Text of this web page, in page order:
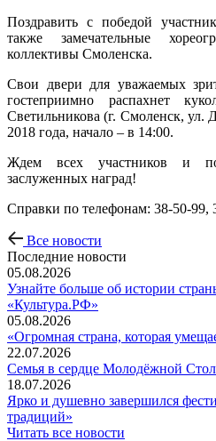
Поздравить с победой
также замечательные
коллективы Смоленска.
Свои двери для уважаемых
гостеприимно распахнет
Светильникова (г. Смоленск, ул.
2018 года, начало – в 14:00.
Ждем всех участников и
заслуженных наград!
Справки по телефонам: 38-50-99,
Все новости
Последние новости
05.08.2026
Узнайте больше об истории
«Культура.РФ»
05.08.2026
«Огромная страна, которая
22.07.2026
Семья в сердце Молодёжной
18.07.2026
Ярко и душевно завершился
традиций»
Читать все новости